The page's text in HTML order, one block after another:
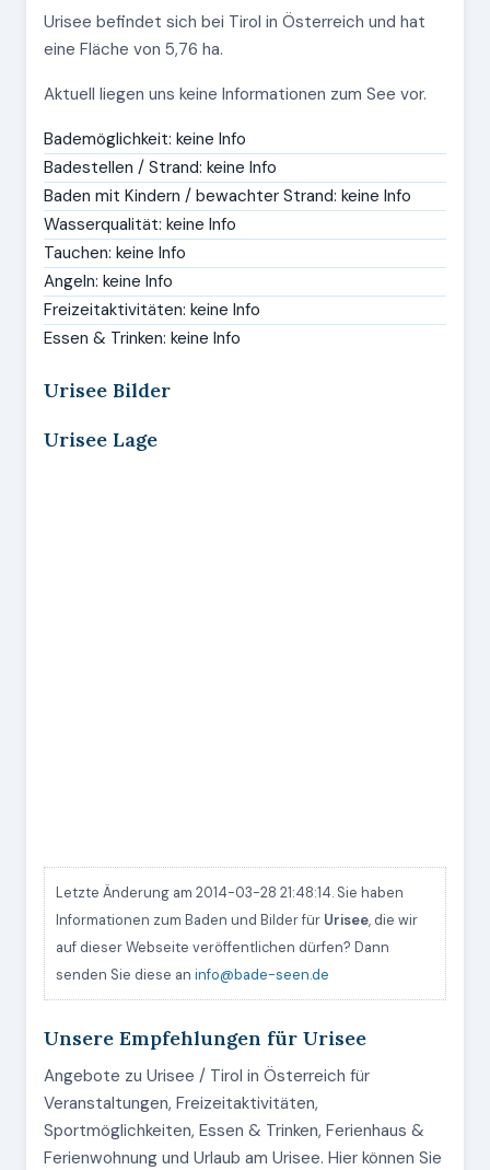
Urisee befindet sich bei Tirol in Österreich und hat
eine Fläche von 5,76 ha.
Aktuell liegen uns keine Informationen zum See vor.
Bademöglichkeit: keine Info
Badestellen / Strand: keine Info
Baden mit Kindern / bewachter Strand: keine Info
Wasserqualität: keine Info
Tauchen: keine Info
Angeln: keine Info
Freizeitaktivitäten: keine Info
Essen & Trinken: keine Info
Urisee Bilder
Urisee Lage
Letzte Änderung am 2014-03-28 21:48:14. Sie haben
Informationen zum Baden und Bilder für Urisee, die wir
auf dieser Webseite veröffentlichen dürfen? Dann
senden Sie diese an info@bade-seen.de
Unsere Empfehlungen für Urisee
Angebote zu Urisee / Tirol in Österreich für
Veranstaltungen, Freizeitaktivitäten,
Sportmöglichkeiten, Essen & Trinken, Ferienhaus &
Ferienwohnung und Urlaub am Urisee. Hier können Sie